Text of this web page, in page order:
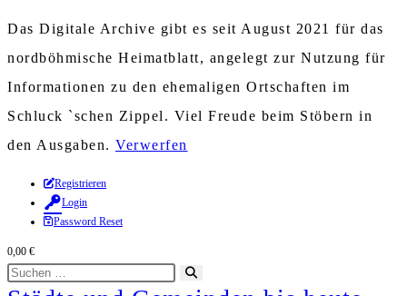
Das Digitale Archive gibt es seit August 2021 für das
nordböhmische Heimatblatt, angelegt zur Nutzung für
Informationen zu den ehemaligen Ortschaften im
Schluck `schen Zippel. Viel Freude beim Stöbern in
den Ausgaben. Verwerfen
Zum
Inhalt
springen
Registrieren
Login
Password Reset
0,00 €
Diese
Website